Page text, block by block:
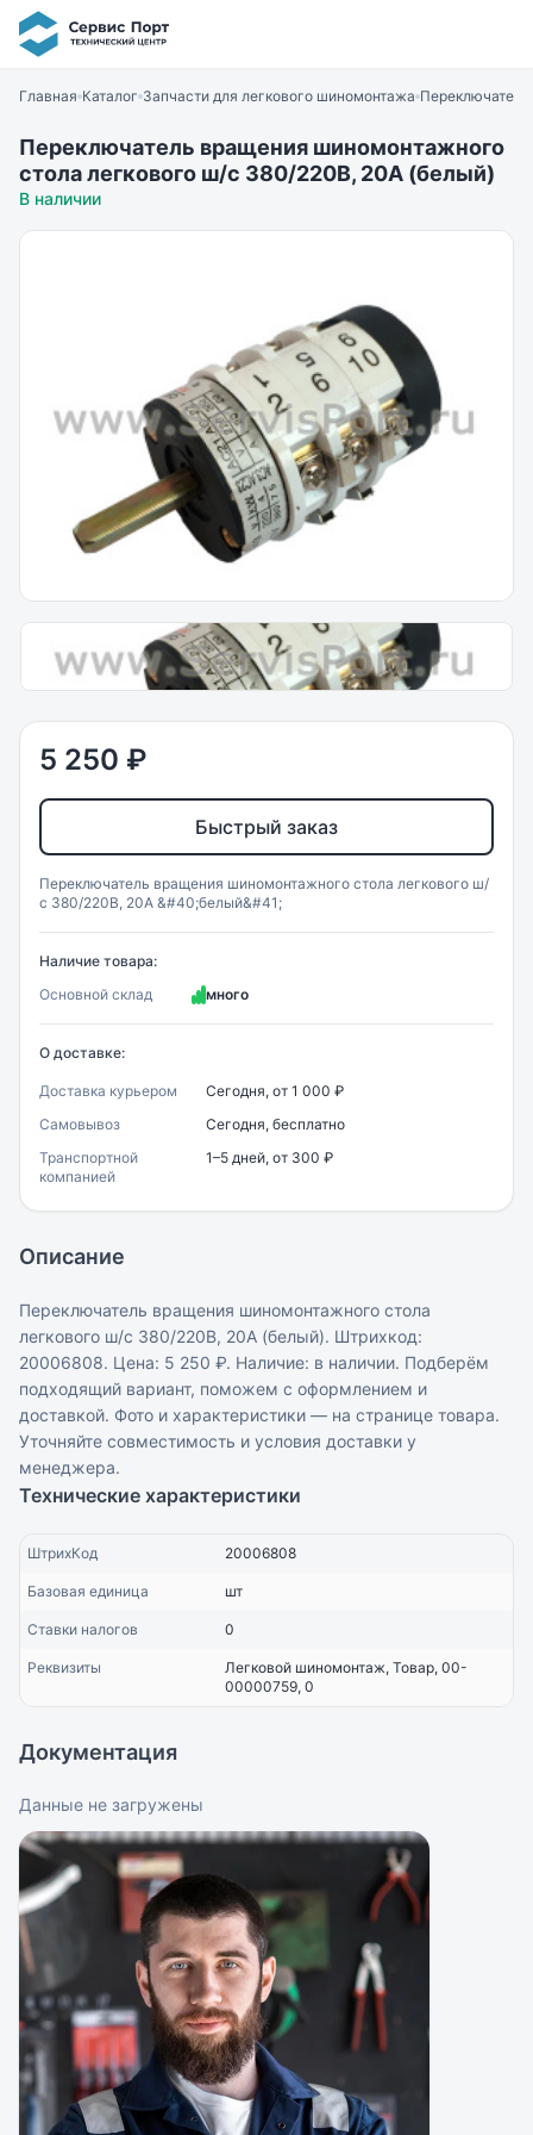
Главная Каталог Запчасти для легкового шиномонтажа
Переключатель вращения шиномонтажного
стола легкового ш/с 380/220В, 20А (белый)
В наличии
5 250 ₽
Быстрый заказ
Переключатель вращения шиномонтажного стола легкового ш/
с 380/220В, 20А &#40;белый&#41;
Наличие товара:
Основной склад
много
О доставке:
Доставка курьером
Сегодня, от 1 000 ₽
Самовывоз
Сегодня, бесплатно
Транспортной
компанией
1–5 дней, от 300 ₽
Описание
Переключатель вращения шиномонтажного стола
легкового ш/с 380/220В, 20А (белый). Штрихкод:
20006808. Цена: 5 250 ₽. Наличие: в наличии. Подберём
подходящий вариант, поможем с оформлением и
доставкой. Фото и характеристики — на странице товара.
Уточняйте совместимость и условия доставки у
менеджера.
Технические характеристики
ШтрихКод 20006808
Базовая единица шт
Ставки налогов 0
Реквизиты
Легковой шиномонтаж, Товар, 00-
00000759, 0
Документация
Данные не загружены